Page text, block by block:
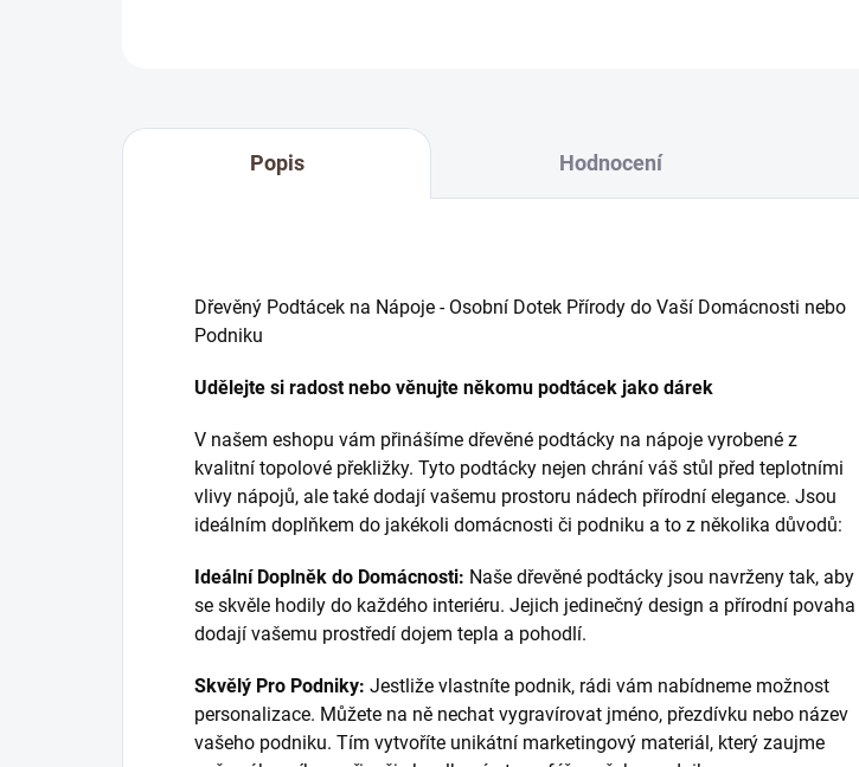
Popis Hodnocení
Dřevěný Podtácek na Nápoje - Osobní Dotek Přírody do Vaší Domácnosti nebo
Podniku
Udělejte si radost nebo věnujte někomu podtácek jako dárek
V našem eshopu vám přinášíme dřevěné podtácky na nápoje vyrobené z
kvalitní topolové překližky. Tyto podtácky nejen chrání váš stůl před teplotními
vlivy nápojů, ale také dodají vašemu prostoru nádech přírodní elegance. Jsou
ideálním doplňkem do jakékoli domácnosti či podniku a to z několika důvodů:
Ideální Doplněk do Domácnosti: Naše dřevěné podtácky jsou navrženy tak, aby
se skvěle hodily do každého interiéru. Jejich jedinečný design a přírodní povaha
dodají vašemu prostředí dojem tepla a pohodlí.
Skvělý Pro Podniky: Jestliže vlastníte podnik, rádi vám nabídneme možnost
personalizace. Můžete na ně nechat vygravírovat jméno, přezdívku nebo název
vašeho podniku. Tím vytvoříte unikátní marketingový materiál, který zaujme